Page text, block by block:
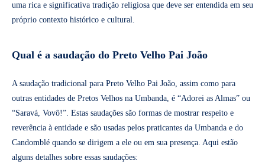
uma rica e significativa tradição religiosa que deve ser entendida em seu
próprio contexto histórico e cultural.
Qual é a saudação do Preto Velho Pai João
A saudação tradicional para Preto Velho Pai João, assim como para
outras entidades de Pretos Velhos na Umbanda, é “Adorei as Almas” ou
“Saravá, Vovô!”. Estas saudações são formas de mostrar respeito e
reverência à entidade e são usadas pelos praticantes da Umbanda e do
Candomblé quando se dirigem a ele ou em sua presença. Aqui estão
alguns detalhes sobre essas saudações: